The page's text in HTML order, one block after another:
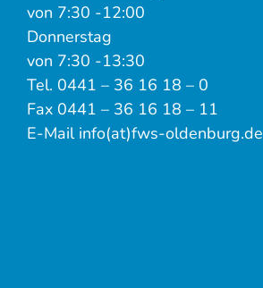
von 7:30 -12:00
Donnerstag
von 7:30 -13:30
Tel. 0441 – 36 16 18 – 0
Fax 0441 – 36 16 18 – 11
E-Mail info(at)fws-oldenburg.de